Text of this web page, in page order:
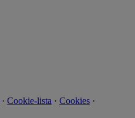
· Cookie-lista · Cookies ·